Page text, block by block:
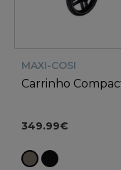
MAXI-COSI
Carrinho
349.99€